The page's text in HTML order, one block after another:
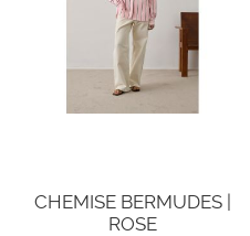
CHEMISE BERMUDES |
ROSE